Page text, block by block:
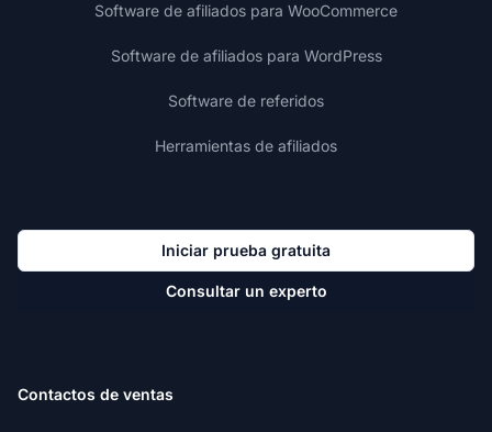
Software de afiliados para WooCommerce
Software de afiliados para WordPress
Software de referidos
Herramientas de afiliados
Iniciar prueba gratuita
Consultar un experto
Contactos de ventas